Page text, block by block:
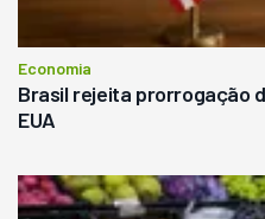
Economia
Brasil rejeita prorrogação
EUA